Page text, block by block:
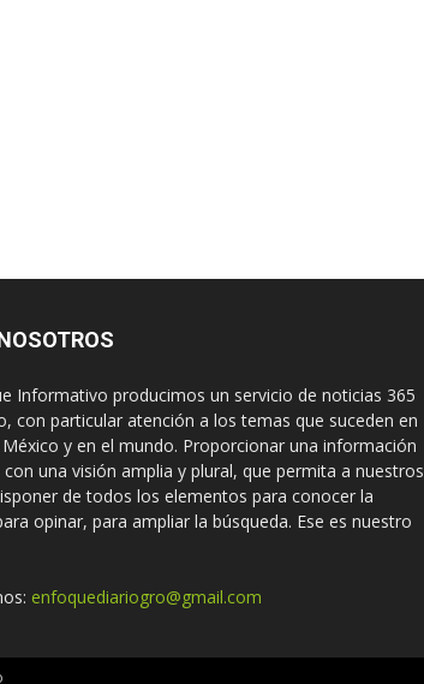
Informativo producimos un servicio de noticias 365
con particular atención a los temas que suceden en
y en el mundo. Proporcionar una información
una visión amplia y plural, que permita a nuestros
de todos los elementos para conocer la
opinar, para ampliar la búsqueda. Ese es nuestro
enfoquediariogro@gmail.com